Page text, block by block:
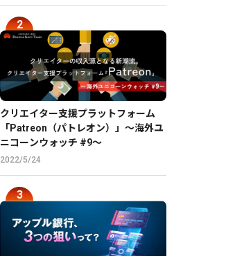
クリエイター支援プラットフォーム
「Patreon（パトレオン）」〜海外ユ
ニコーンウォッチ #9〜
2022/5/24